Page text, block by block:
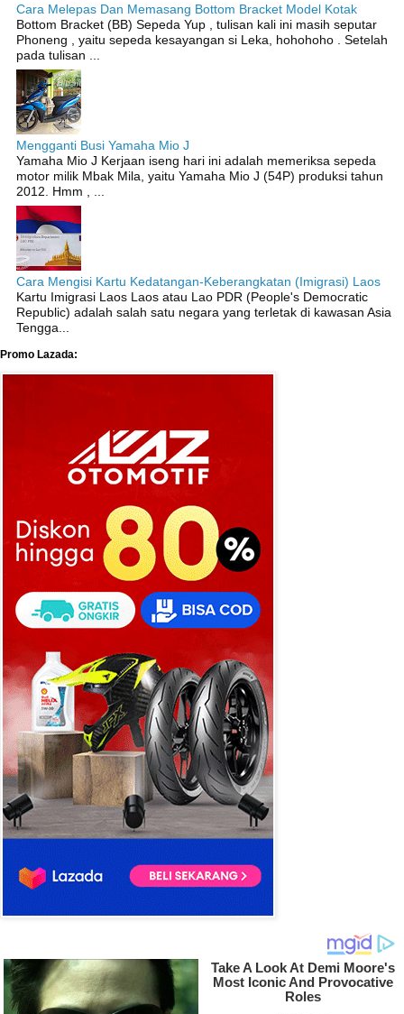
Cara Melepas Dan Memasang Bottom Bracket Model Kotak
Bottom Bracket (BB) Sepeda Yup , tulisan kali ini masih seputar
Phoneng , yaitu sepeda kesayangan si Leka, hohohoho . Setelah
pada tulisan ...
Mengganti Busi Yamaha Mio J
Yamaha Mio J Kerjaan iseng hari ini adalah memeriksa sepeda
motor milik Mbak Mila, yaitu Yamaha Mio J (54P) produksi tahun
2012. Hmm , ...
Cara Mengisi Kartu Kedatangan-Keberangkatan (Imigrasi) Laos
Kartu Imigrasi Laos Laos atau Lao PDR (People's Democratic
Republic) adalah salah satu negara yang terletak di kawasan Asia
Tengga...
Promo Lazada: